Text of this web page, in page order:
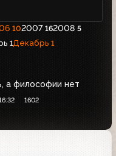
102007 162008 5
1Декабрь 1
а философии нет
1602